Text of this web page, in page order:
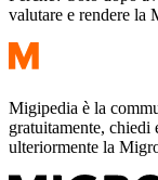
valutare e rendere la
Migipedia è la
gratuitamente,
ulteriormente la